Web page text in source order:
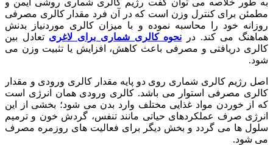
مطمئن برای کنترل وزن است که در آن فرد مقدار کالری مصرفی
روزانه خود را محاسبه نموده و با میزان کالری موردنیاز بدنش
هماهنگ می کند. در نحوه کالری شماری برای لاغری تعادل بین
کالری دریافتی و مصرفی باعث کاهش، افزایش یا تثبیت وزن می
شود.
اصل رژیم کالری شماری روی دو پایه مقدار کالری ورودی و مقدار
کالری مصرفی استوار می باشد. کالری ورودی همان انرژی است
که از خوردن مواد غذایی مختلف وارد بدن می شود؛ بخشی از این
انرژی صرف عملکردهای حیاتی مانند تنفس، گردش خون و ترمیم
سلول ها می گردد و بخش دیگر برای فعالیت های روزمره مصرف
می شود.